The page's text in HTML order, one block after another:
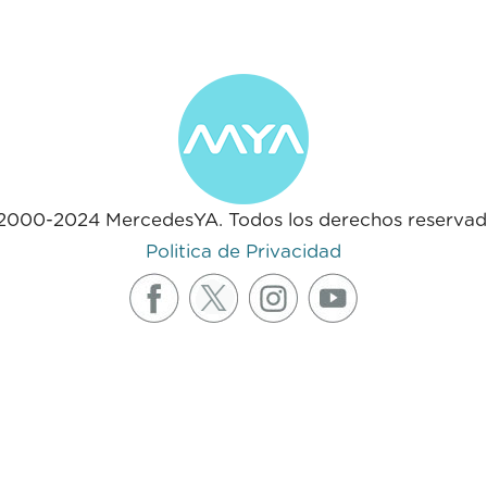
2024 MercedesYA. Todos los derechos
Politica de Privacidad